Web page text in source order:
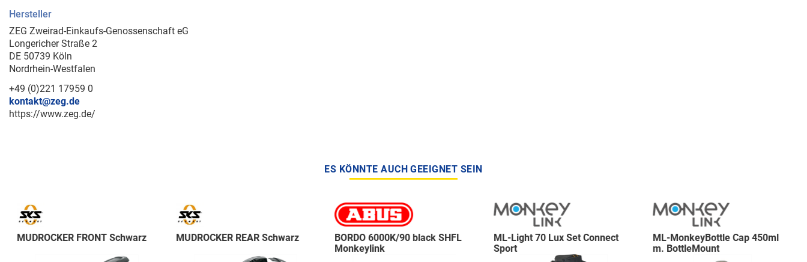
Hersteller
ZEG Zweirad-Einkaufs-Genossenschaft eG
Longericher Straße 2
DE 50739 Köln
Nordrhein-Westfalen
+49 (0)221 17959 0
kontakt@zeg.de
https://www.zeg.de/
ES KÖNNTE AUCH GEEIGNET SEIN
MUDROCKER FRONT Schwarz MUDROCKER REAR Schwarz
BORDO 6000K/90 black SHFL
Monkeylink
ML-Light 70 Lux Set Connect
Sport
ML-MonkeyBottle Cap 450ml
m. BottleMount